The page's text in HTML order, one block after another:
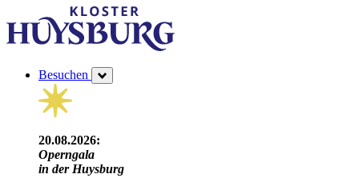
Besuchen
20.08.2026:
Operngala
in der Huysburg